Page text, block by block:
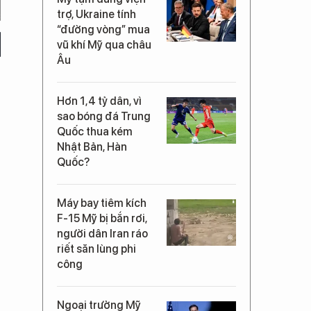
trợ, Ukraine tính
“đường vòng” mua
vũ khí Mỹ qua châu
Âu
Hơn 1,4 tỷ dân, vì
sao bóng đá Trung
Quốc thua kém
Nhật Bản, Hàn
Quốc?
Máy bay tiêm kích
F-15 Mỹ bị bắn rơi,
người dân Iran ráo
riết săn lùng phi
công
Ngoại trưởng Mỹ